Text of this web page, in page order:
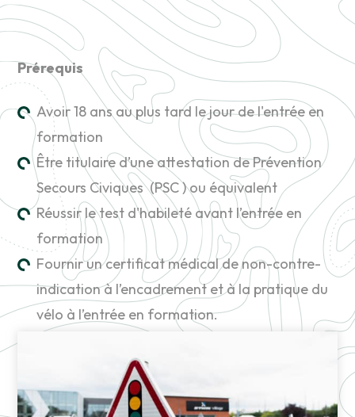
Prérequis
Avoir 18 ans au plus tard le jour de l'entrée en
formation
Être titulaire d’une attestation de Prévention
Secours Civiques (PSC ) ou équivalent
Réussir le test d'habileté avant l’entrée en
formation
Fournir un certificat médical de non-contre-
indication à l’encadrement et à la pratique du
vélo à l’entrée en formation.